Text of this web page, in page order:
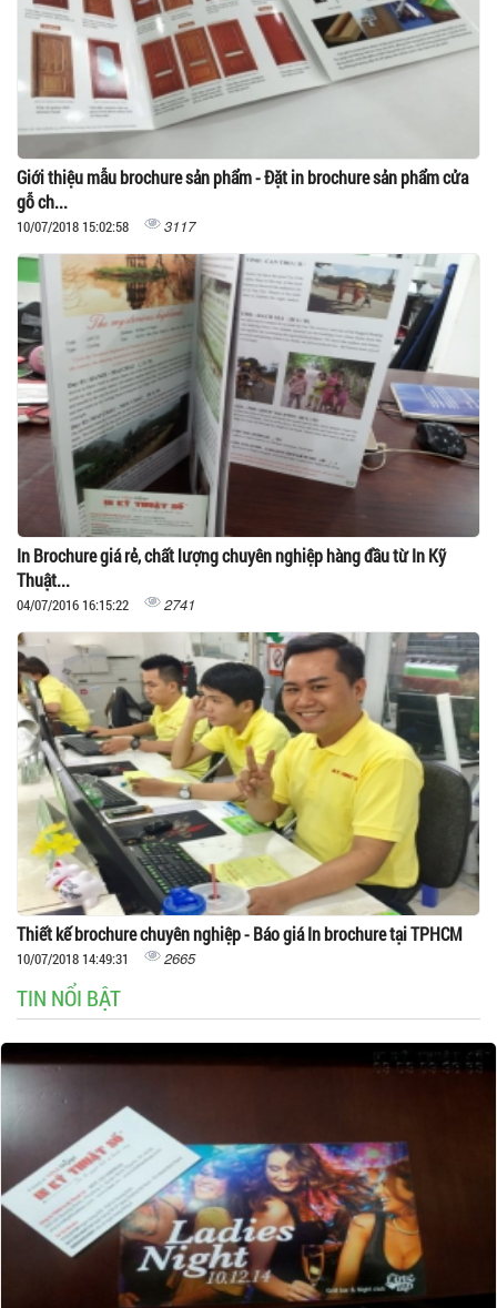
Giới thiệu mẫu brochure sản phẩm - Đặt in brochure sản phẩm cửa
gỗ ch...
10/07/2018 15:02:58 3117
In Brochure giá rẻ, chất lượng chuyên nghiệp hàng đầu từ In Kỹ
Thuật...
04/07/2016 16:15:22 2741
Thiết kế brochure chuyên nghiệp - Báo giá In brochure tại TPHCM
10/07/2018 14:49:31 2665
TIN NỔI BẬT